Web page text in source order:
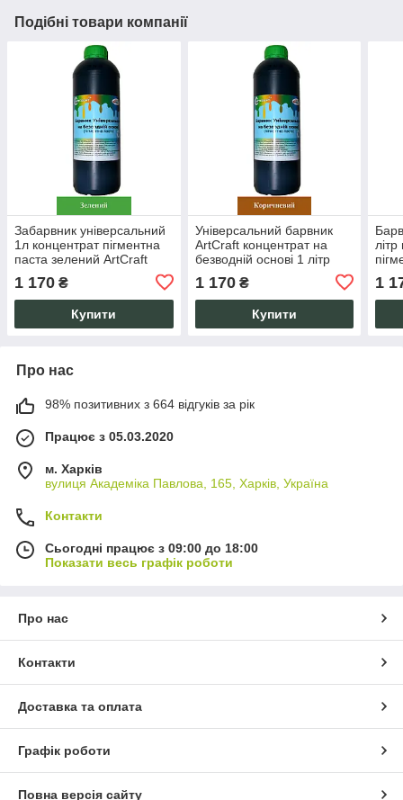
Подібні товари компанії
Забарвник універсальний
1л концентрат пігментна
паста зелений ArtCraft
1 170 ₴
Купити
Універсальний барвник
ArtCraft концентрат на
безводній основі 1 літр
1 170₴
Купити
1
Про нас
98% позитивних з 664 відгуків за рік
Працює з 05.03.2020
м. Харків
вулиця Академіка Павлова, 165, Харків, Україна
Контакти
Сьогодні працює з 09:00 до 18:00
Показати весь графік роботи
Про нас
Контакти
Доставка та оплата
Графік роботи
Повна версія сайту